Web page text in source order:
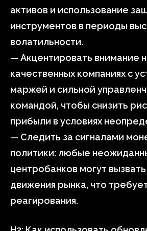
активов и использование
инструментов в периоды
волатильности.
— Акцентировать внимание
качественных компаниях с
маржей и сильной
командой, чтобы снизить
прибыли в условиях
— Следить за сигналами
политики: любые
центробанков могут
движения рынка, что
реагирования.